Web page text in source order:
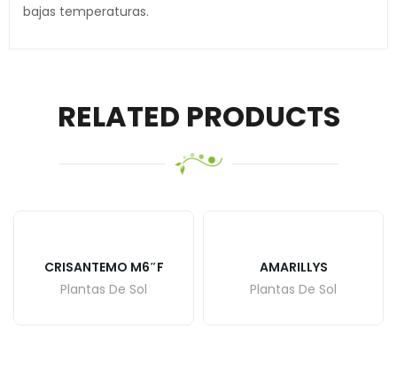
bajas temperaturas.
RELATED PRODUCTS
CRISANTEMO M6″F
Plantas De Sol
AMARILLYS
Plantas De Sol